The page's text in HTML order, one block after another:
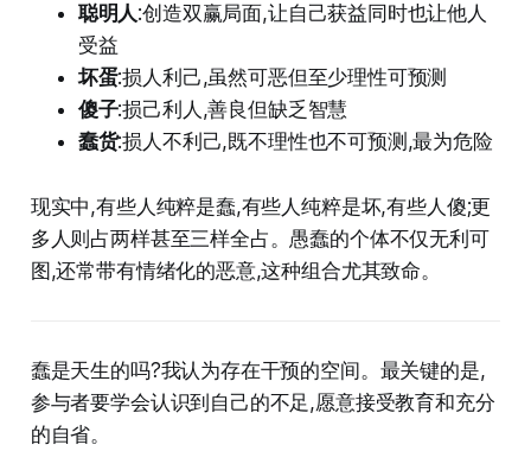
聪明人:创造双赢局面,让自己获益同时也让他人
受益
坏蛋:损人利己,虽然可恶但至少理性可预测
傻子:损己利人,善良但缺乏智慧
蠢货:损人不利己,既不理性也不可预测,最为危险
现实中,有些人纯粹是蠢,有些人纯粹是坏,有些人傻;更
多人则占两样甚至三样全占。愚蠢的个体不仅无利可
图,还常带有情绪化的恶意,这种组合尤其致命。
蠢是天生的吗?我认为存在干预的空间。最关键的是,
参与者要学会认识到自己的不足,愿意接受教育和充分
的自省。